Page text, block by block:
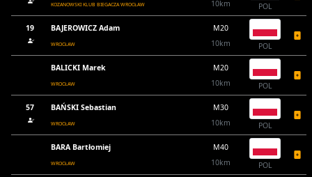
KOZANOWSKI KLUB BIEGACZA WROCŁAW
10km
POL
19 BAJEROWICZ Adam
WROCŁAW
M20
10km
POL
BALICKI Marek
WROCŁAW
M20
10km
POL
57 BAŃSKI Sebastian
WROCŁAW
M30
10km
POL
BARA Bartłomiej
WROCŁAW
M40
10km
POL